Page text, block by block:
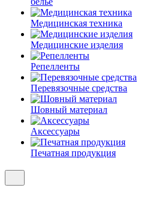
Медицинская техника
Медицинские изделия
Репелленты
Перевязочные средства
Шовный материал
Аксессуары
Печатная продукция